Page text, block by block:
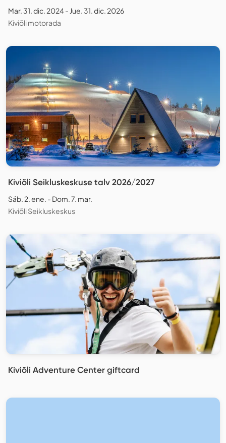
Mar. 31. dic. 2024 - Jue. 31. dic. 2026
Kiviõli motorada
Kiviõli Seikluskeskuse talv 2026/2027
Sáb. 2. ene. - Dom. 7. mar.
Kiviõli Seikluskeskus
Kiviõli Adventure Center giftcard